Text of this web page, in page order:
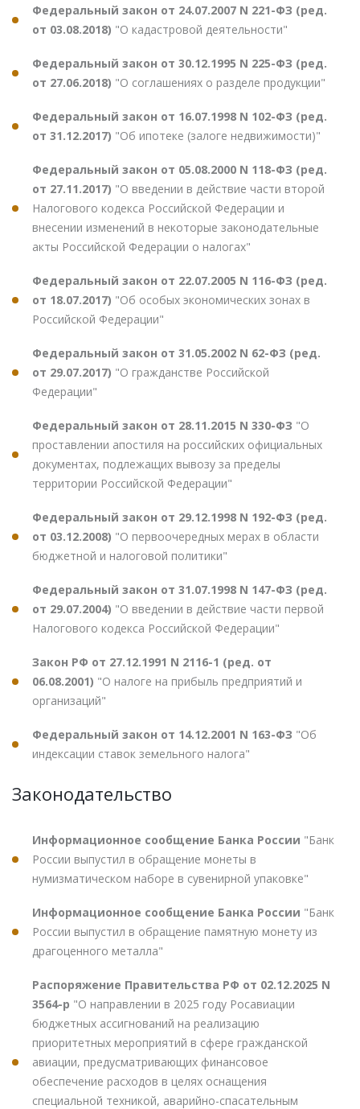
Федеральный закон от 24.07.2007 N 221-ФЗ (ред.
от 03.08.2018) "О кадастровой деятельности"
Федеральный закон от 30.12.1995 N 225-ФЗ (ред.
от 27.06.2018) "О соглашениях о разделе продукции"
Федеральный закон от 16.07.1998 N 102-ФЗ (ред.
от 31.12.2017) "Об ипотеке (залоге недвижимости)"
Федеральный закон от 05.08.2000 N 118-ФЗ (ред.
от 27.11.2017) "О введении в действие части второй
Налогового кодекса Российской Федерации и
внесении изменений в некоторые законодательные
акты Российской Федерации о налогах"
Федеральный закон от 22.07.2005 N 116-ФЗ (ред.
от 18.07.2017) "Об особых экономических зонах в
Российской Федерации"
Федеральный закон от 31.05.2002 N 62-ФЗ (ред.
от 29.07.2017) "О гражданстве Российской
Федерации"
Федеральный закон от 28.11.2015 N 330-ФЗ "О
проставлении апостиля на российских официальных
документах, подлежащих вывозу за пределы
территории Российской Федерации"
Федеральный закон от 29.12.1998 N 192-ФЗ (ред.
от 03.12.2008) "О первоочередных мерах в области
бюджетной и налоговой политики"
Федеральный закон от 31.07.1998 N 147-ФЗ (ред.
от 29.07.2004) "О введении в действие части первой
Налогового кодекса Российской Федерации"
Закон РФ от 27.12.1991 N 2116-1 (ред. от
06.08.2001) "О налоге на прибыль предприятий и
организаций"
Федеральный закон от 14.12.2001 N 163-ФЗ "Об
индексации ставок земельного налога"
Законодательство
Информационное сообщение Банка России "Банк
России выпустил в обращение монеты в
нумизматическом наборе в сувенирной упаковке"
Информационное сообщение Банка России "Банк
России выпустил в обращение памятную монету из
драгоценного металла"
Распоряжение Правительства РФ от 02.12.2025 N
3564-р "О направлении в 2025 году Росавиации
бюджетных ассигнований на реализацию
приоритетных мероприятий в сфере гражданской
авиации, предусматривающих финансовое
обеспечение расходов в целях оснащения
специальной техникой, аварийно-спасательным